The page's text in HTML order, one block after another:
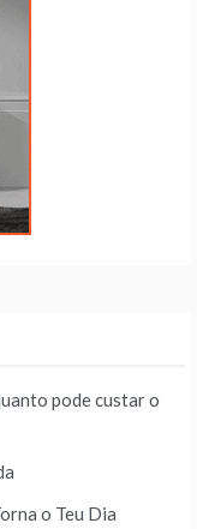
pode custar o
o Teu Dia